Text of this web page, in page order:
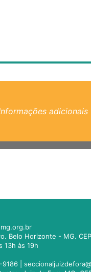
adicionais
Belo Horizonte - MG.
13h às 19h
9186 |